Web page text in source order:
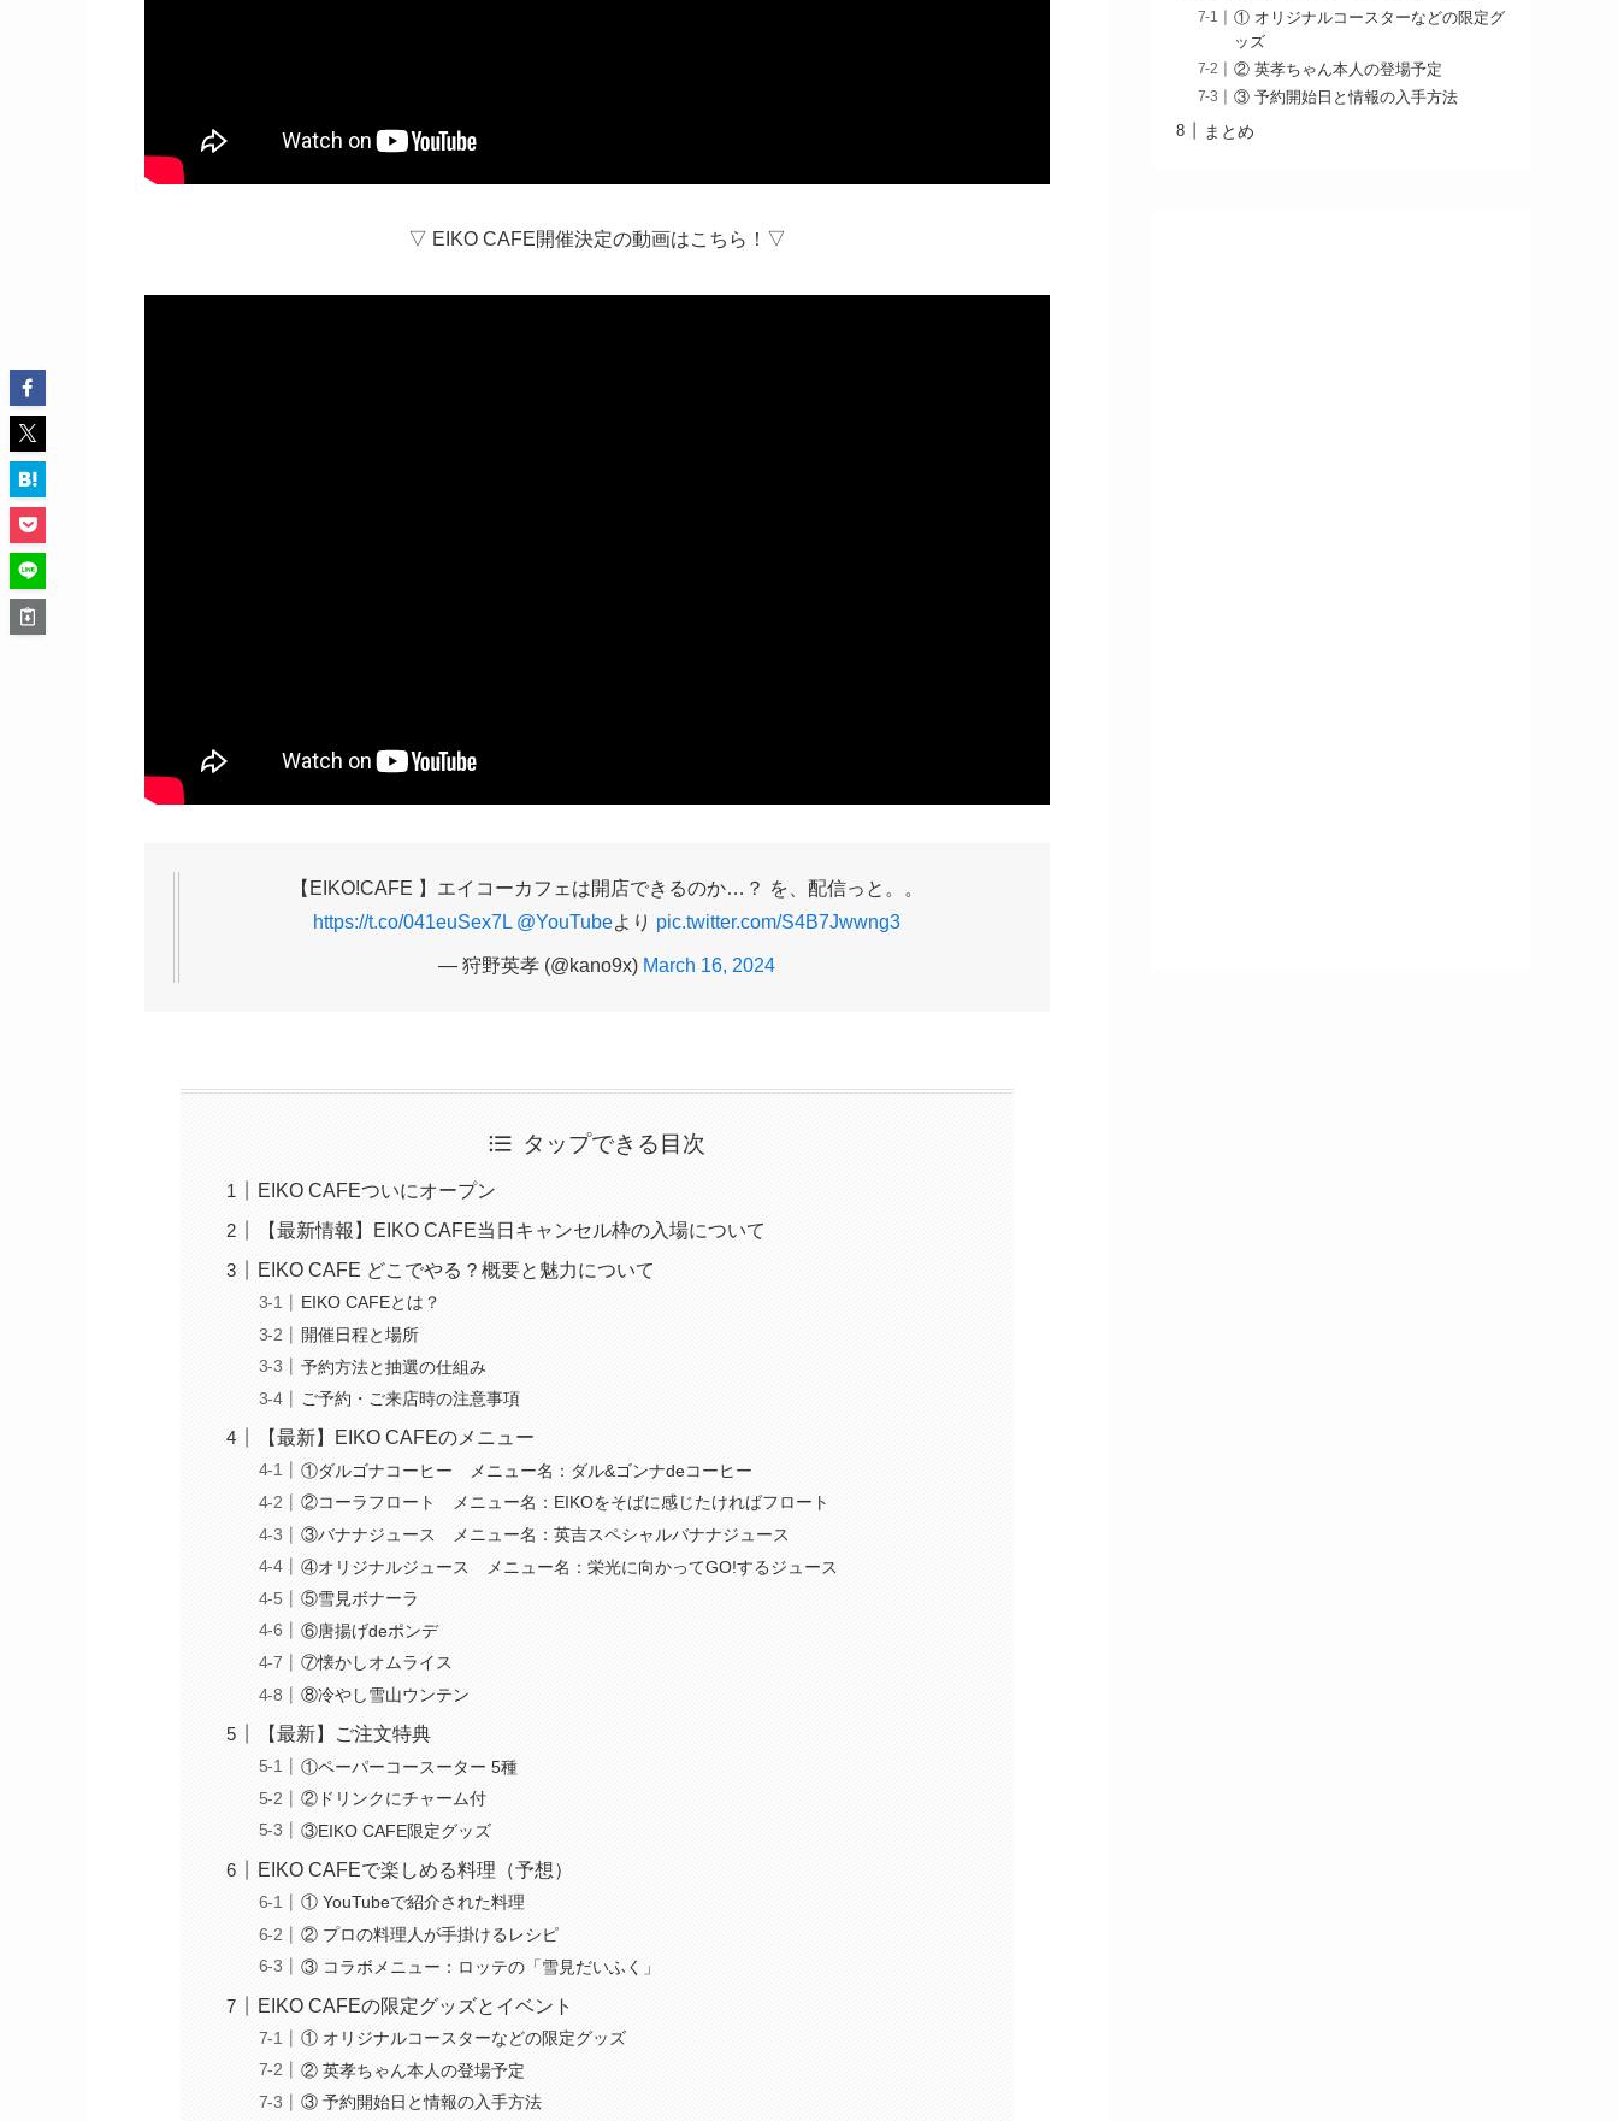
▽ EIKO CAFE開催決定の動画はこちら！▽
【EIKO!CAFE 】エイコーカフェは開店できるのか…？ を、配信っと。。
https://t.co/041euSex7L @YouTubeより pic.twitter.com/S4B7Jwwng3
— 狩野英孝 (@kano9x) March 16, 2024
タップできる目次
EIKO CAFEついにオープン
【最新情報】EIKO CAFE当日キャンセル枠の入場について
EIKO CAFE どこでやる？概要と魅力について
EIKO CAFEとは？
開催日程と場所
予約方法と抽選の仕組み
ご予約・ご来店時の注意事項
【最新】EIKO CAFEのメニュー
①ダルゴナコーヒー メニュー名：ダル&ゴンナdeコーヒー
②コーラフロート メニュー名：EIKOをそばに感じたければフロート
③バナナジュース メニュー名：英吉スペシャルバナナジュース
④オリジナルジュース メニュー名：栄光に向かってGO!するジュース
⑤雪見ボナーラ
⑥唐揚げdeポンデ
⑦懐かしオムライス
⑧冷やし雪山ウンテン
【最新】ご注文特典
①ペーパーコースーター 5種
②ドリンクにチャーム付
③EIKO CAFE限定グッズ
EIKO CAFEで楽しめる料理（予想）
① YouTubeで紹介された料理
② プロの料理人が手掛けるレシピ
③ コラボメニュー：ロッテの「雪見だいふく」
EIKO CAFEの限定グッズとイベント
① オリジナルコースターなどの限定グッズ
② 英孝ちゃん本人の登場予定
③ 予約開始日と情報の入手方法
① オリジナルコースターなどの限定グ
ッズ
② 英孝ちゃん本人の登場予定
③ 予約開始日と情報の入手方法
まとめ